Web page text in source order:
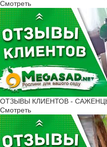
Смотреть
ОТЗЫВЫ КЛИЕНТОВ - САЖЕНЦЫ
Смотреть